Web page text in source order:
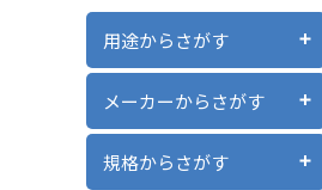
用途からさがす
メーカーからさがす
規格からさがす